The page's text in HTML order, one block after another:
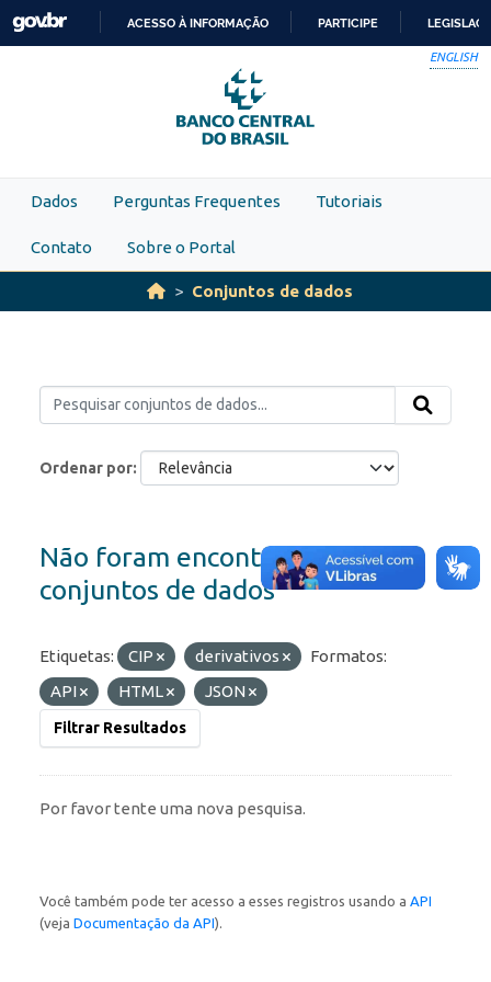
Skip to main content
PARA
O
CONTEÚDO
ACESSO À INFORMAÇÃO PARTICIPE
ENGLISH
Dados Perguntas Frequentes Tutoriais
Contato Sobre o Portal
Conjuntos de dados
Ordenar por
Não foram encontrados
conjuntos de dados
Etiquetas: CIP derivativos
Formatos:
API
HTML JSON
Filtrar Resultados
Por favor tente uma nova pesquisa.
Você também pode ter acesso a esses registros usando a API
(veja Documentação da API).